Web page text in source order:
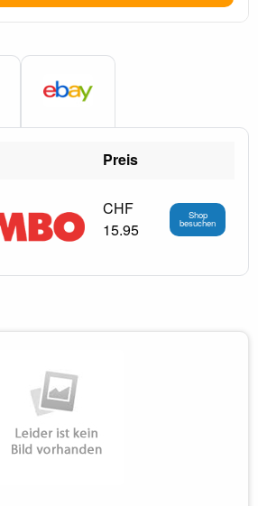
Preis
CHF
15.95
Shop
besuchen